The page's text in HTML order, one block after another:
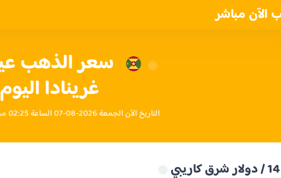
الآن مباشر
غرينادا اليوم
التاريخ الآن الجمعة 2026-08-07 الساعة 02:25 مساءً بتوقيت غرينادا